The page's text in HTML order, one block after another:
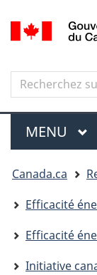
Search
Recherchez
sur
le
site
Menu
MENU
êtes
ici
Canada.ca
Efficacité
Efficacité
Initiative